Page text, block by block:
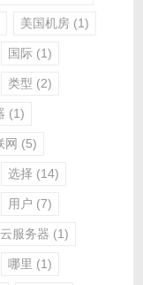
美国机房 (1)
国际 (1)
类型 (2)
(1)
网 (5)
选择 (14)
用户 (7)
服务器 (1)
哪里 (1)